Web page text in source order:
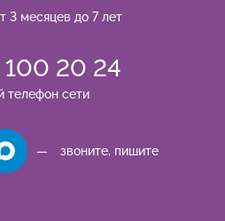
3 месяцев до 7 лет
20 24
телефон сети
— звоните, пишите